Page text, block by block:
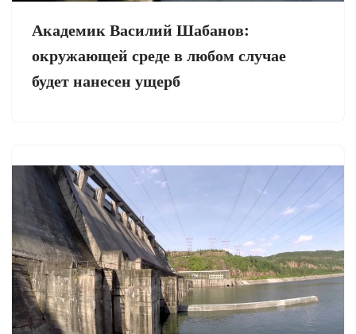
Академик Василий Шабанов:
окружающей среде в любом случае
будет нанесен ущерб